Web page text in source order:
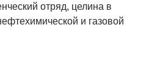
отряд, целина в
и газовой